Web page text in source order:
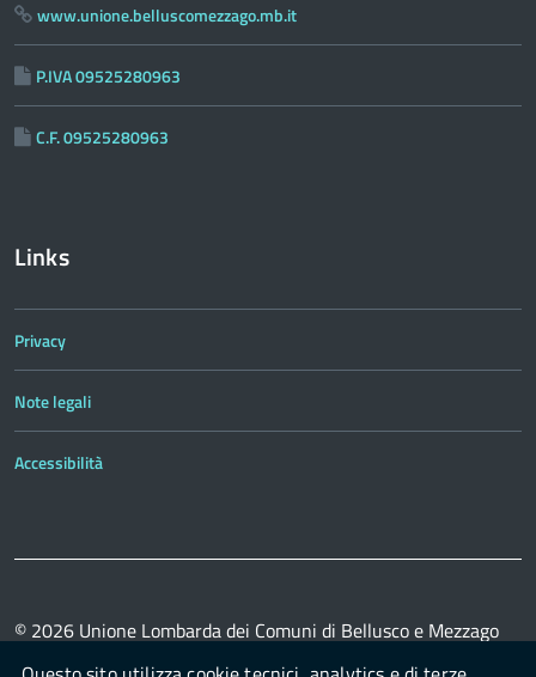
www.unione.belluscomezzago.mb.it
P.IVA 09525280963
C.F. 09525280963
Links
Privacy
Note legali
Accessibilità
© 2026 Unione Lombarda dei Comuni di Bellusco e Mezzago